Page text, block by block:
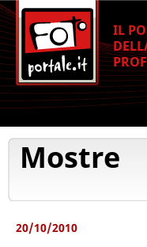
IL
Mostre
20/10/2010